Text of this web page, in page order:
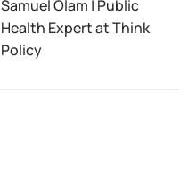
Samuel Olam | Public
Health Expert at Think
Policy